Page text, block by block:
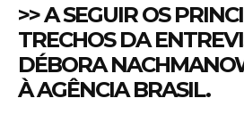
>> A SEGUIR OS
TRECHOS DA
DÉBORA
ÀAGÊNCIA BRASIL.